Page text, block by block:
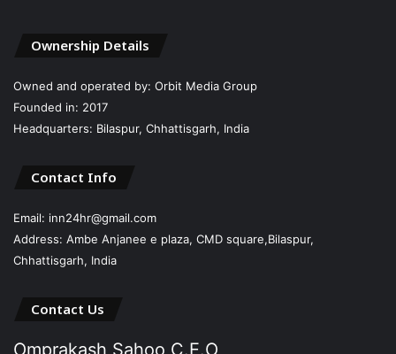
Ownership Details
Owned and operated by: Orbit Media Group
Founded in: 2017
Headquarters: Bilaspur, Chhattisgarh, India
Contact Info
Email: inn24hr@gmail.com
Address: Ambe Anjanee e plaza, CMD square,Bilaspur,
Chhattisgarh, India
Contact Us
Omprakash Sahoo C.E.O